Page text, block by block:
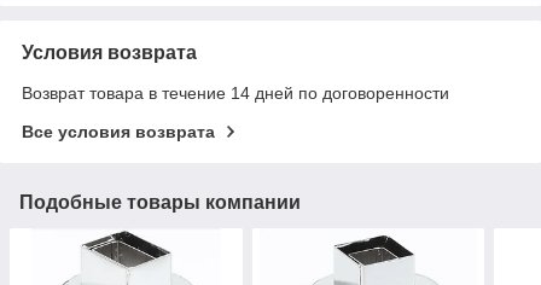
Условия возврата
Возврат товара в течение 14 дней по договоренности
Все условия возврата
Подобные товары компании